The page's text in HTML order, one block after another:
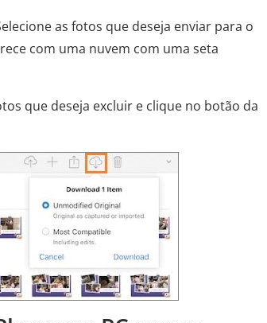
as fotos que deseja enviar para o
com uma nuvem com uma seta
que deseja excluir e clique no botão da